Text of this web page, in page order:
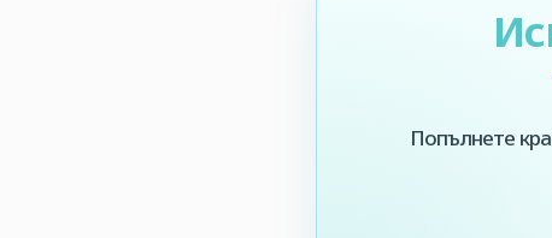
Попълнете